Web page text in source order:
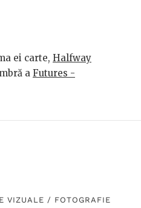
ei carte, Halfway
a Futures -
VIZUALE / FOTOGRAFIE